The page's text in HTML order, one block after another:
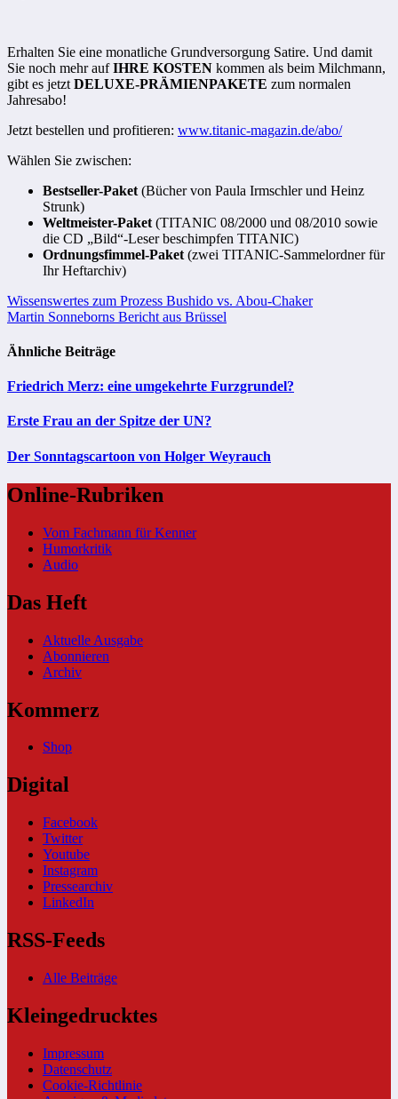
Erhalten Sie eine monatliche Grundversorgung Satire. Und damit
Sie noch mehr aufIHRE KOSTEN kommen als beim Milchmann,
gibt es jetzt DELUXE-PRÄMIENPAKETE zum normalen
Jahresabo!
Jetzt bestellen und profitieren: www.titanic-magazin.de/abo/
Wählen Sie zwischen:
Bestseller-Paket (Bücher von Paula Irmschler und Heinz
Strunk)
Weltmeister-Paket (TITANIC 08/2000 und 08/2010 sowie
die CD „Bild“-Leser beschimpfen TITANIC)
Ordnungsfimmel-Paket (zwei TITANIC-Sammelordner für
Ihr Heftarchiv)
Beitragsnavigation
Wissenswertes zum Prozess Bushido vs. Abou-Chaker
Martin Sonneborns Bericht aus Brüssel
Ähnliche Beiträge
Friedrich Merz: eine umgekehrte Furzgrundel?
Erste Frau an der Spitze der UN?
Der Sonntagscartoon von Holger Weyrauch
Online-Rubriken
Vom Fachmann für Kenner
Humorkritik
Audio
Das Heft
Aktuelle Ausgabe
Abonnieren
Archiv
Kommerz
Shop
Digital
Facebook
Twitter
Youtube
Instagram
Pressearchiv
LinkedIn
RSS-Feeds
Alle Beiträge
Kleingedrucktes
Impressum
Datenschutz
Cookie-Richtlinie